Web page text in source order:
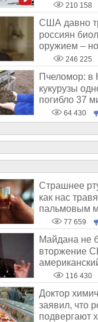
210 158
США давно
россиян
оружием –
Эдварда246 225
Пчеломор: в
кукурузы
погибло 37
64 430
Страшнее
как нас
пальмовым
77 659
Майдана не
вторжение
написал116 430
Доктор
заявил, что
подвергают